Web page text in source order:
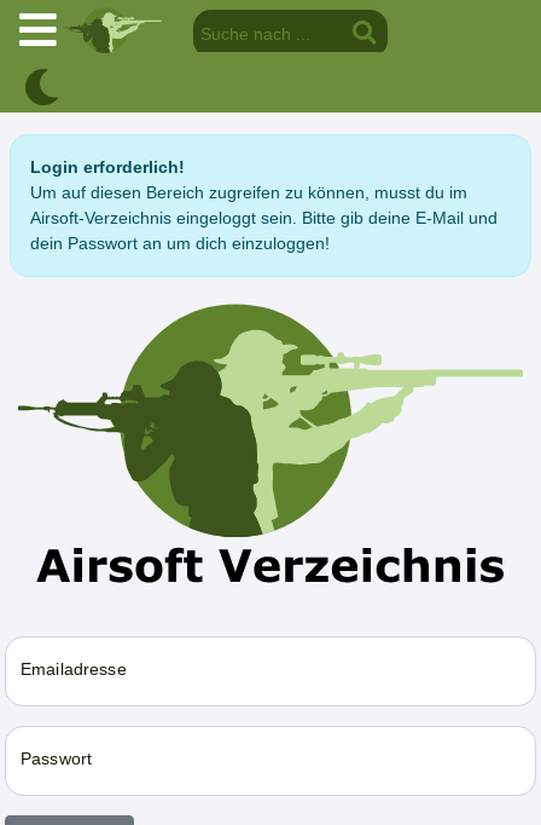
Login erforderlich!
Um auf diesen Bereich zugreifen zu können, musst du im
Airsoft-Verzeichnis eingeloggt sein. Bitte gib deine E-Mail und
dein Passwort an um dich einzuloggen!
Emailadresse
Passwort